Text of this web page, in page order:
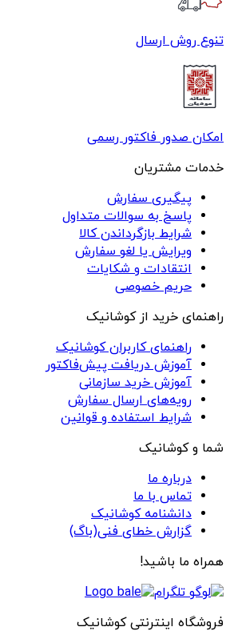
تنوع روش ارسال
امکان صدور فاکتور رسمی
خدمات مشتریان
پیگیری سفارش
پاسخ به سوالات متداول
شرایط بازگرداندن کالا
ویرایش یا لغو سفارش
انتقادات و شکایات
حریم خصوصی
راهنمای خرید از کوشانیک
راهنمای کاربران کوشانیک
آموزش دریافت پیش‌فاکتور
آموزش خرید سازمانی
رویه‌های ارسال سفارش
شرایط استفاده و قوانین
شما و کوشانیک
درباره ما
تماس با ما
دانشنامه کوشانیک
گزارش خطای فنی(باگ)
همراه ما باشید!
فروشگاه اینترنتی کوشانیک